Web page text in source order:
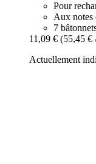
Pour
Aux notes
7
11,09 € (55,45 €
Actuellement